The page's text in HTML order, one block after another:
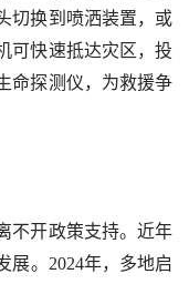
切换到喷洒装置，或
可快速抵达灾区，投
命探测仪，为救援争
不开政策支持。近年
展。2024年，多地启